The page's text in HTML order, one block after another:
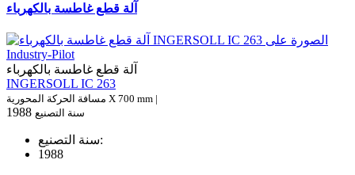
آلة قطع غاطسة بالكهرباء
آلة قطع غاطسة بالكهرباء
INGERSOLL IC 263
مسافة الحركة المحورية X 700 mm |
سنة التصنيع
سنة التصنيع:
1988